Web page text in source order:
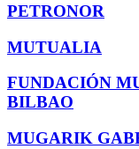
PETRONOR
MUTUALIA
FUNDACIÓN
BILBAO
MUGARIK